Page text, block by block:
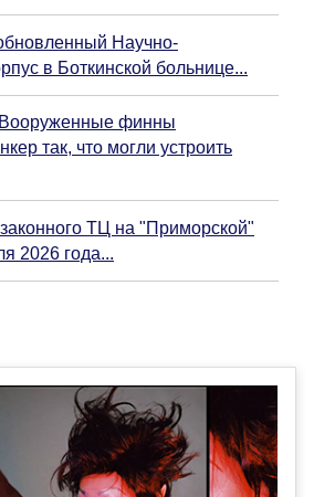
Научно-
в Боткинской больнице...
Вооруженные финны
так, что могли устроить
ТЦ на "Приморской"
2026 года...